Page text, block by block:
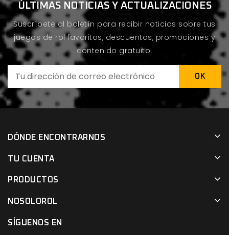
ÚLTIMAS NOTICIAS Y ACTUALIZACIONES
Suscríbete al boletín para recibir noticias sobre tus
juegos de rol favoritos, descuentos, promociones y
contenido gratuito.
DÓNDE ENCONTRARNOS
TU CUENTA
PRODUCTOS
NOSOLOROL
SÍGUENOS EN